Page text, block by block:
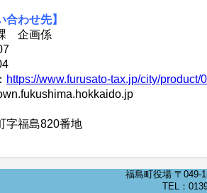
合わせ先】
企画係
https://www.furusato-tax.jp/city/product/
字福島820番地
福島町役場 〒049-
TEL：